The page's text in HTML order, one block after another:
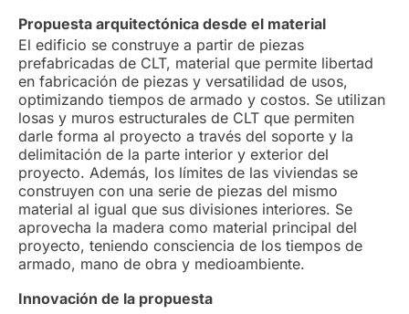
Propuesta arquitectónica desde el material
El edificio se construye a partir de piezas
prefabricadas de CLT, material que permite libertad
en fabricación de piezas y versatilidad de usos,
optimizando tiempos de armado y costos. Se utilizan
losas y muros estructurales de CLT que permiten
darle forma al proyecto a través del soporte y la
delimitación de la parte interior y exterior del
proyecto. Además, los límites de las viviendas se
construyen con una serie de piezas del mismo
material al igual que sus divisiones interiores. Se
aprovecha la madera como material principal del
proyecto, teniendo consciencia de los tiempos de
armado, mano de obra y medioambiente.
Innovación de la propuesta